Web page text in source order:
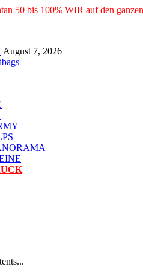
50 bis 100% WIR auf den
|August 7, 2026